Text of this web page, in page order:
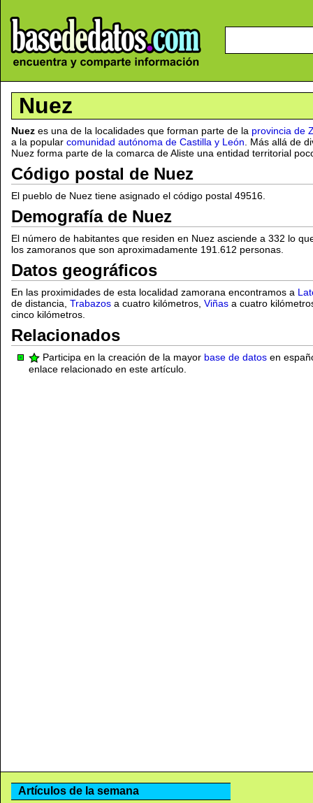
Nuez
Nuez es una de la localidades que forman parte de la provincia de
a la popular comunidad autónoma de Castilla y León . Más allá de
Nuez forma parte de la comarca de Aliste una entidad territorial
Código postal de Nuez
El pueblo de Nuez tiene asignado el código postal 49516.
Demografía de Nuez
El número de habitantes que residen en Nuez asciende a 332 lo
los zamoranos que son aproximadamente 191.612 personas.
Datos geográficos
En las proximidades de esta localidad zamorana encontramos a
de distancia, Trabazos a cuatro kilómetros, Viñas a cuatro
cinco kilómetros.
Relacionados
Participa en la creación de la mayor base de datos en
enlace relacionado en este artículo.
Artículos de la semana